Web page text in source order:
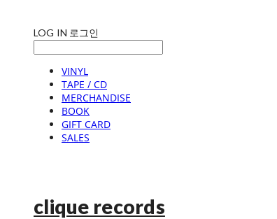
LOG IN 로그인
VINYL
TAPE / CD
MERCHANDISE
BOOK
GIFT CARD
SALES
clique records